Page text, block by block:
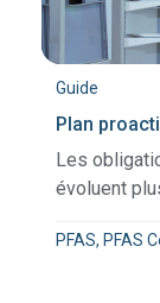
Guide
Plan
Les
évoluent
PFAS, PFAS